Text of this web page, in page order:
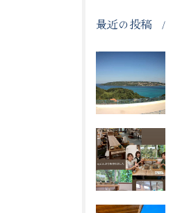
最近の投稿